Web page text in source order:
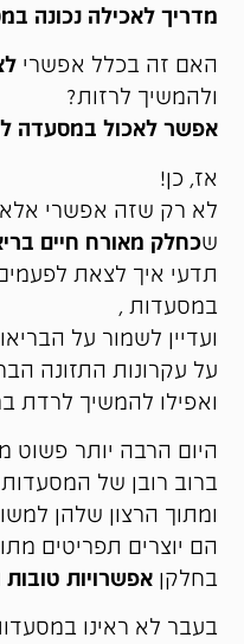
מדריך לאכילה נכונה
האם זה בכלל אפשרי
ולהמשיך לרזות?
אפשר לאכול במסעדה
אז, כן!
לא רק שזה אפשרי אלא
שכחלק מאורח חיים
תדעי איך לצאת
במסעדות ,
ועדיין לשמור על
על עקרונות התזונה
ואפילו להמשיך לרדת
היום הרבה יותר פשוט
ברוב רובן של
ומתוך הרצון שלהן
הם יוצרים תפריטים
בחלקןאפשרויות טובות
בעבר לא ראינו